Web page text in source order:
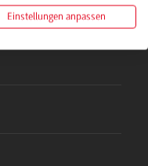
Einstellungen anpassen